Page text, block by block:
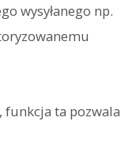
wysyłanego np.
funkcja ta pozwala